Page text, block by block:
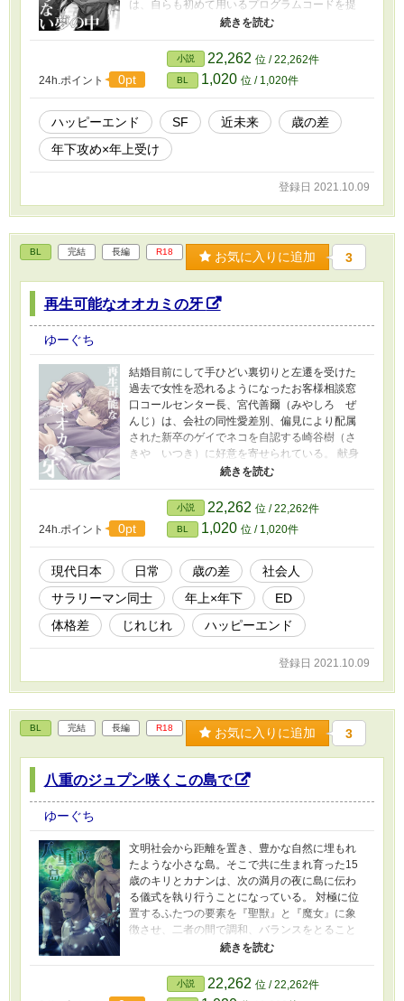
は、自らも初めて用いるプログラムコードを提
案する。『決まった相手とのちょっとエッチな
夢でスッキリして眠れる』との効能にロンダン
を期待した志賀がその夜見た夢は――。 ※性描
写はありますが現実のものではありません。
24h.ポイント
0pt
小説 22,262 位 / 22,262件
BL 1,020 位 / 1,020件
ハッピーエンド SF 近未来
歳の差
年下攻め×年上受け
登録日 2021.10.09
BL 完結 長編 R18 お気に入りに追加 3
再生可能なオオカミの牙
ゆーぐち
結婚目前にして手ひどい裏切りと左遷を受けた
過去で女性を恐れるようになったお客様相談窓
口コールセンター長、宮代善爾（みやしろ ぜ
んじ）は、会社の同性愛差別、偏見により配属
された新卒のゲイでネコを自認する崎谷樹（さ
きや いつき）に好意を寄せられている。 献身
的な崎谷のサポートに宮代は、自分が崎谷に抱
く感情が何なのか悩みはじめて――。 サブタイ
トルの名前の攻/受交互視点で進みます。 性描写
を含む話には★がついています。 ※短編「ネコ
の気持ちはわかるまい」の続きです。 ※攻めに
女性、受けに攻め以外の男性との過去がある設
定です。 ※恋愛感情が存在しない女性キャラク
ターが目立って登場します。 ※（念の為）感染
症対策を考慮する必要のない世界線を想定して
います。
24h.ポイント 0pt
小説 22,262 位 / 22,262件
BL 1,020 位 / 1,020件
現代日本 日常 歳の差
社会人
サラリーマン同士
年上×年下
ED
体格差
じれじれ ハッピーエンド
登録日 2021.10.09
BL 完結 長編 R18 お気に入りに追加 3
八重のジュプン咲くこの島で
ゆーぐち
文明社会から距離を置き、豊かな自然に埋もれ
たような小さな島。そこで共に生まれ育った15
歳のキリとカナンは、次の満月の夜に島に伝わ
る儀式を執り行うことになっている。 対極に位
置するふたつの要素を『聖獣』と『魔女』に象
徴させ、二者の間で調和、バランスをとること
で世の平穏を保つ、というその儀式で、キリと
カナンに求められる行為とは――。 15歳の幼馴
染ふたりの初体験/36歳の疎遠になっていた幼馴
染ふたりの初恋の再燃の話。 性描写を含む話は
小説 22,262 位 / 22,262件